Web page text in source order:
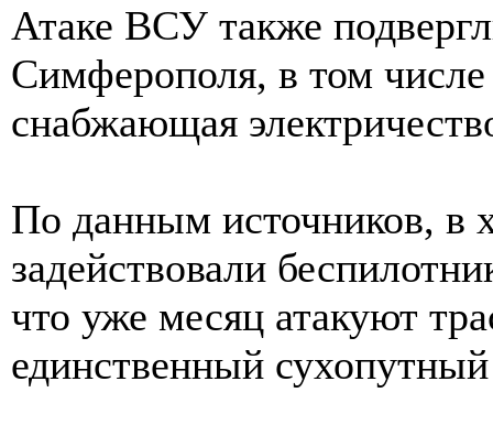
Атаке ВСУ также
Симферополя, в том
снабжающая
По данным источников, в
задействовали
что уже месяц атакуют
единственный